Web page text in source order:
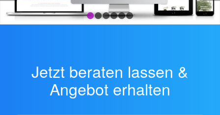
1 2 3 4 5 6
Jetzt beraten lassen &
Angebot erhalten